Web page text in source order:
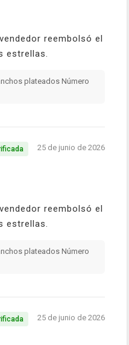
reembolsó el
estrellas.
plateados Número
25 de junio de 2026
reembolsó el
estrellas.
plateados Número
25 de junio de 2026